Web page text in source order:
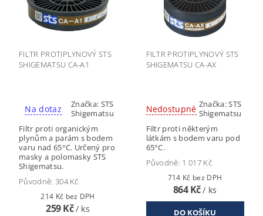
FILTR PROTIPLYNOVÝ STS
SHIGEMATSU CA-A1
Na dotaz Značka: STS
Shigematsu
Filtr proti organickým
plynům a parám s bodem
varu nad 65°C. Určený pro
masky a polomasky STS
Shigematsu.
Původně: 304 Kč
214 Kč bez DPH
259 Kč/ ks
FILTR PROTIPLYNOVÝ STS
SHIGEMATSU CA-AX
Nedostupné Značka:STS
Shigematsu
Filtr proti některým
látkám s bodem varu pod
65°C.
Původně: 1 017 Kč
714 Kč bez DPH
864 Kč/ ks